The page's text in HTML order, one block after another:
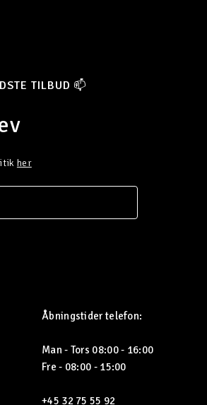
TILBUD 📫
her
Åbningstider telefon:
Man - Tors 08:00 - 16:00
Fre - 08:00 - 15:00
+45 32 75 55 92